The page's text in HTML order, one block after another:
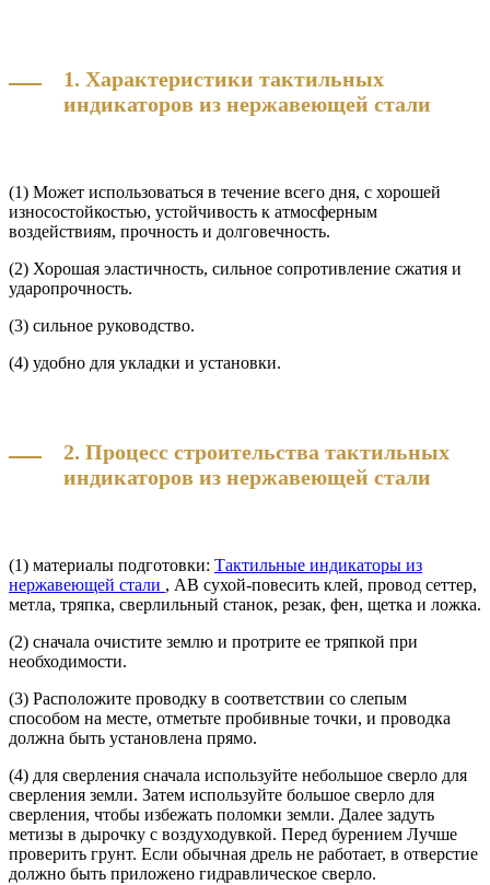
1. Характеристики тактильных
индикаторов из нержавеющей стали
(1) Может использоваться в течение всего дня, с хорошей
износостойкостью, устойчивость к атмосферным
воздействиям, прочность и долговечность.
(2) Хорошая эластичность, сильное сопротивление сжатия и
ударопрочность.
(3) сильное руководство.
(4) удобно для укладки и установки.
2. Процесс строительства тактильных
индикаторов из нержавеющей стали
(1) материалы подготовки: Тактильные индикаторы из
нержавеющей стали , AB сухой-повесить клей, провод сеттер,
метла, тряпка, сверлильный станок, резак, фен, щетка и ложка.
(2) сначала очистите землю и протрите ее тряпкой при
необходимости.
(3) Расположите проводку в соответствии со слепым
способом на месте, отметьте пробивные точки, и проводка
должна быть установлена прямо.
(4) для сверления сначала используйте небольшое сверло для
сверления земли. Затем используйте большое сверло для
сверления, чтобы избежать поломки земли. Далее задуть
метизы в дырочку с воздуходувкой. Перед бурением Лучше
проверить грунт. Если обычная дрель не работает, в отверстие
должно быть приложено гидравлическое сверло.